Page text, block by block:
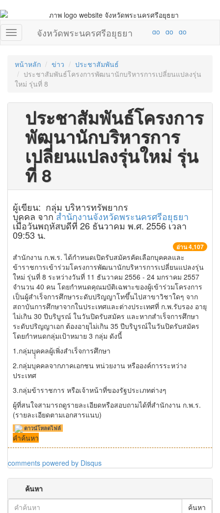
จังหวัดพระนครศรีอยุธยา
หน้าหลัก ข่าว
ประชาสัมพันธ์
ประชาสัมพันธ์โครงการพัฒนานักบริหารการเปลี่ยนแปลงรุ่น
ใหม่ รุ่นที่ 8
ประชาสัมพันธ์โครงการ
พัฒนานักบริหารการ
เปลี่ยนแปลงรุ่นใหม่ รุ่น
ที่ 8
ผู้เขียน: กลุ่ม บริหารทรัพยากร
บุคคล จากสำนักงานจังหวัดพระนครศรีอยุธยา
เมื่อวันพฤหัสบดีที่ 26 ธันวาคม พ.ศ. 2556 เวลา
09:53 น.
อ่าน 4,107
สำนักงาน ก.พ.ร. ได้กำหนดเปิดรับสมัครคัดเลือกบุคคลและ
ข้าราชการเข้าร่วมโครงการพัฒนานักบริหารการเปลี่ยนแปลงรุ่น
ใหม่ รุ่นที่ 8 ระหว่างวันที่ 11 ธันวาคม 2556 - 24 มกราคม 2557
จำนวน 40 คน โดยกำหนดคุณมบัติเฉพาะของผู้เข้าร่วมโครงการ
เป็นผู้สำเร็จการศึกษาระดับปริญญาโทขึ้นไปสาขาวิชาใดๆ จาก
สถาบันการศึกษาจากในประเทศและต่างประเทศที่ ก.พ.รับรอง อายุ
ไม่เกิน 30 ปีบริบูรณ์ ในวันปิดรับสมัคร และหากสำเร็จการศึกษา
ระดับปริญญาเอก ต้องอายุไม่เกิน 35 ปีบริบูรณ์ในวันปิดรับสมัคร
โดยกำหนดกลุ่มเป้าหมาย 3 กลุ่ม ดังนี้
1.กลุ่มบุุุคคลผู้เพิ่งสำเร็จการศึกษา
2.กลุ่มบุคคลจากภาคเอกชน หน่วยงาน หรือองค์การระหว่าง
ประเทศ
3.กลุ่มข้าราชการ หรือเจ้าหน้าที่ของรัฐประเภทต่างๆ
ผู้ที่สนใจสามารถดูรายละเอียดหรือสอบถามได้ที่สำนักงาน ก.พ.ร.
(รายละเอียดตามเอกสารแนบ)
ดาวน์โหลดไฟล์
คำค้นหา
comments powered by Disqus
ค้นหา
ค้นหา